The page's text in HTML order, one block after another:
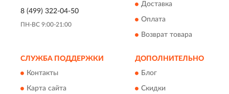
8 (499) 322-04-50
ПН-ВС 9:00-21:00
Доставка
Оплата
Возврат товара
СЛУЖБА ПОДДЕРЖКИ
Контакты
Карта сайта
ДОПОЛНИТЕЛЬНО
Блог
Скидки